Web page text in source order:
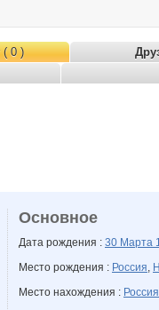
( 0 )
Основное
Дата рождения : 30 Марта
Место рождения : Россия,
Место нахождения : Россия